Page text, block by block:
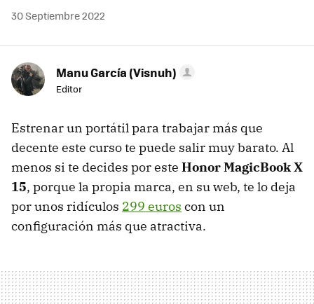
30 Septiembre 2022
Manu García (Visnuh)
Editor
Estrenar un portátil para trabajar más que
decente este curso te puede salir muy barato. Al
menos si te decides por este Honor MagicBook X
15, porque la propia marca, en su web, te lo deja
por unos ridículos 299 euros con un
configuración más que atractiva.